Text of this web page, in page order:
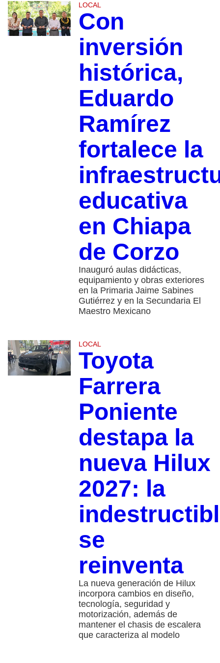
LOCAL
Con
inversión
histórica,
Eduardo
Ramírez
fortalece la
educativa
en Chiapa
de Corzo
Inauguró aulas didácticas,
equipamiento y obras exteriores
en la Primaria Jaime Sabines
Gutiérrez y en la Secundaria El
Maestro Mexicano
LOCAL
Toyota
Farrera
Poniente
destapa la
nueva Hilux
2027: la
se
reinventa
La nueva generación de Hilux
incorpora cambios en diseño,
tecnología, seguridad y
motorización, además de
mantener el chasis de escalera
que caracteriza al modelo